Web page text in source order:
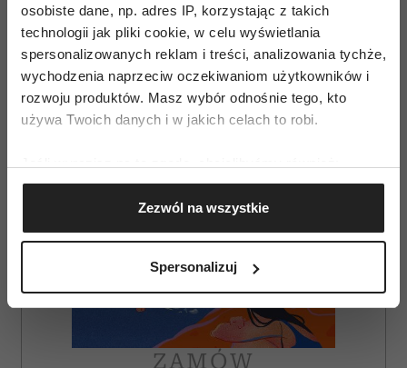
osobiste dane, np. adres IP, korzystając z takich
technologii jak pliki cookie, w celu wyświetlania
spersonalizowanych reklam i treści, analizowania tychże,
wychodzenia naprzeciw oczekiwaniom użytkowników i
rozwoju produktów. Masz wybór odnośnie tego, kto
używa Twoich danych i w jakich celach to robi.
Gromadzić dane dotyczące Twojej lokalizacji
geograficznej z dokładnością nawet do kilku metrów
Identyfikować Twoje urządzenie, aktywnie
(fingerprinting, czyli wirtualny odcisk palca)
dane są przetwarzane oraz ustaw własne preferencje w
sekcji szczegółów. W Deklaracji plików cookie możesz
Zezwól na wszystkie
Spersonalizuj
ZAMÓW